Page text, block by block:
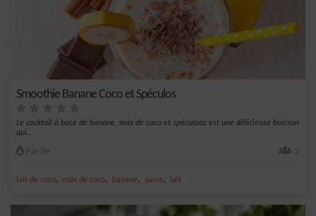
Smoothie Banane Coco et Spéculos
Le cocktail à base de banane, noix de coco et spéculoos est une délicieuse boisson
qui...
Facile 2
lait de coco, noix de coco, banane, sucre, lait